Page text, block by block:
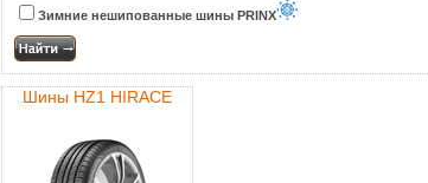
Зимние нешипованные шины PRINX
Шины HZ1 HIRACE